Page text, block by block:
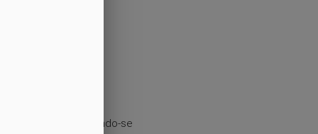
pelo trabalho, incluindo-se